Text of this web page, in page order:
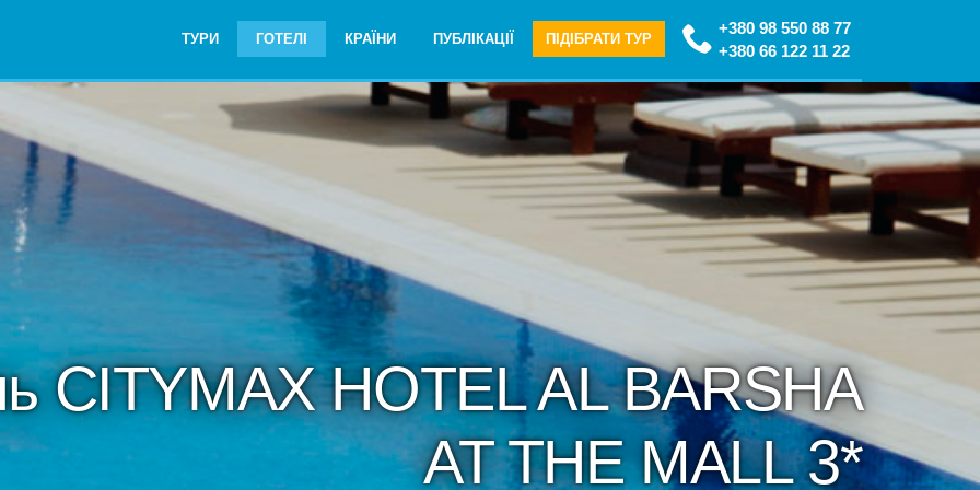
+380 98 550 88 77
+380 66 122 11 22
ТУРИ ГОТЕЛІ КРАЇНИ ПУБЛІКАЦІЇ ПІДІБРАТИ ТУР
CITYMAX HOTEL AL BARSHA
AT THE MALL 3*